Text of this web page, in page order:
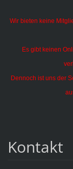
Wir bieten keine
Es gibt keinen
Dennoch ist uns der
Kontakt